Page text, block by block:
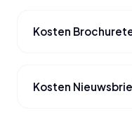
Kosten
Kosten